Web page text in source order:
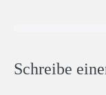
Schreibe